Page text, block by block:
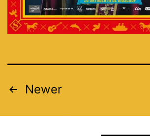
Newer